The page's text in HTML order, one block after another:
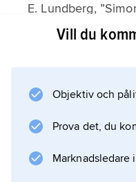
E. Lundberg,
economics”,
Information
Vill du
Objektiv och
Prova det, du
Marknadsledare